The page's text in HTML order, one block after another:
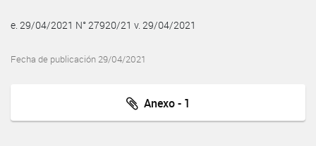
e. 29/04/2021 N° 27920/21 v. 29/04/2021
Fecha de publicación 29/04/2021
Anexo - 1